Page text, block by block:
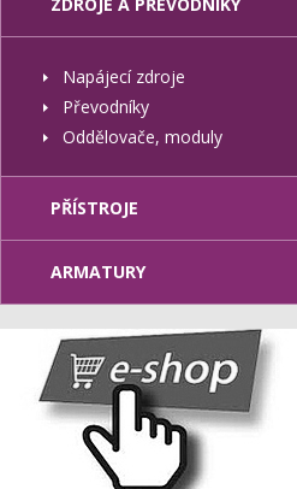
Napájecí zdroje
Převodníky
Oddělovače, moduly
PŘÍSTROJE
ARMATURY